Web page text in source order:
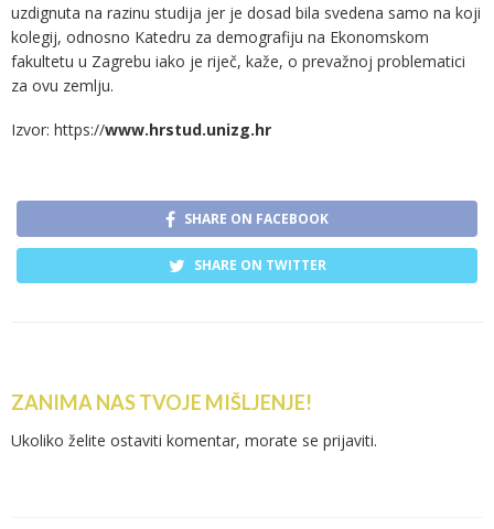
uzdignuta na razinu studija jer je dosad bila svedena samo na koji
kolegij, odnosno Katedru za demografiju na Ekonomskom
fakultetu u Zagrebu iako je riječ, kaže, o prevažnoj problematici
za ovu zemlju.
Izvor: https://www.hrstud.unizg.hr
SHARE ON FACEBOOK
SHARE ON TWITTER
ZANIMA NAS TVOJE MIŠLJENJE!
Ukoliko želite ostaviti komentar, morate se prijaviti.